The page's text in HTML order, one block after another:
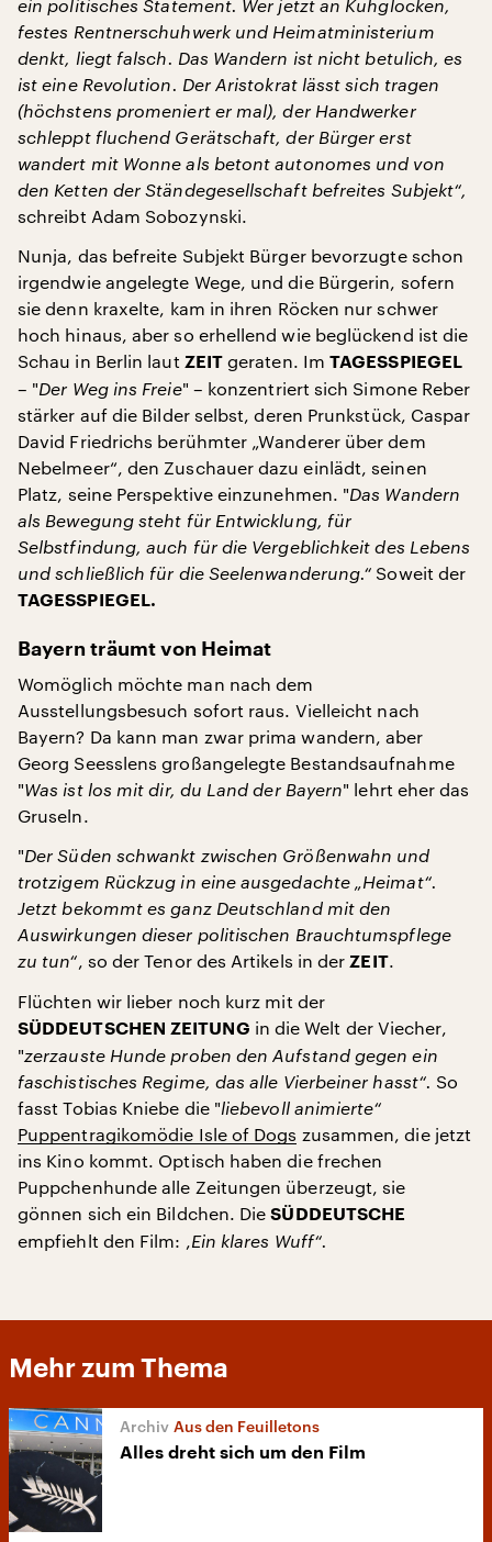
ein politisches Statement. Wer jetzt an Kuhglocken,
festes Rentnerschuhwerk und Heimatministerium
denkt, liegt falsch. Das Wandern ist nicht betulich, es
ist eine Revolution. Der Aristokrat lässt sich tragen
(höchstens promeniert er mal), der Handwerker
schleppt fluchend Gerätschaft, der Bürger erst
wandert mit Wonne als betont autonomes und von
den Ketten der Ständegesellschaft befreites Subjekt“,
schreibt Adam Sobozynski.
Nunja, das befreite Subjekt Bürger bevorzugte schon
irgendwie angelegte Wege, und die Bürgerin, sofern
sie denn kraxelte, kam in ihren Röcken nur schwer
hoch hinaus, aber so erhellend wie beglückend ist die
Schau in Berlin laut ZEITgeraten. ImTAGESSPIEGEL
– "Der Weg ins Freie" – konzentriert sich Simone Reber
stärker auf die Bilder selbst, deren Prunkstück, Caspar
David Friedrichs berühmter „Wanderer über dem
Nebelmeer“, den Zuschauer dazu einlädt, seinen
Platz, seine Perspektive einzunehmen. "Das Wandern
als Bewegung steht für Entwicklung, für
Selbstfindung, auch für die Vergeblichkeit des Lebens
und schließlich für die Seelenwanderung.“ Soweit der
TAGESSPIEGEL.
Bayern träumt von Heimat
Womöglich möchte man nach dem
Ausstellungsbesuch sofort raus. Vielleicht nach
Bayern? Da kann man zwar prima wandern, aber
Georg Seesslens großangelegte Bestandsaufnahme
"Was ist los mit dir, du Land der Bayern" lehrt eher das
Gruseln.
"Der Süden schwankt zwischen Größenwahn und
trotzigem Rückzug in eine ausgedachte „Heimat“.
Jetzt bekommt es ganz Deutschland mit den
Auswirkungen dieser politischen Brauchtumspflege
zu tun“, so der Tenor des Artikels in der ZEIT.
Flüchten wir lieber noch kurz mit der
SÜDDEUTSCHEN ZEITUNG in die Welt der Viecher,
"zerzauste Hunde proben den Aufstand gegen ein
faschistisches Regime, das alle Vierbeiner hasst“. So
fasst Tobias Kniebe die "liebevoll animierte“
Puppentragikomödie Isle of Dogs zusammen, die jetzt
ins Kino kommt. Optisch haben die frechen
Puppchenhunde alle Zeitungen überzeugt, sie
gönnen sich ein Bildchen. DieSÜDDEUTSCHE
empfiehlt den Film: ,Ein klares Wuff“.
Mehr zum Thema
Aus den Feuilletons
Alles dreht sich um den Film